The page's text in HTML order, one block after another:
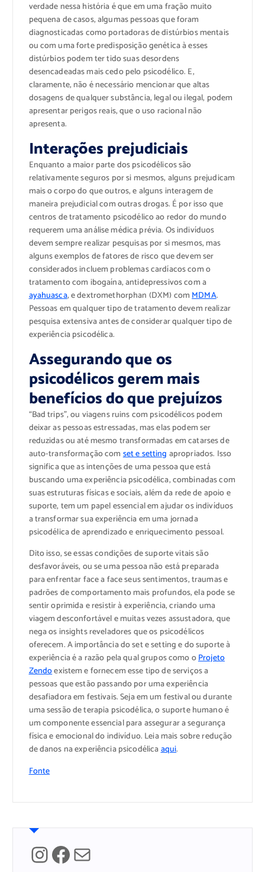
verdade nessa história é que em uma fração muito
pequena de casos, algumas pessoas que foram
diagnosticadas como portadoras de distúrbios mentais
ou com uma forte predisposição genética à esses
distúrbios podem ter tido suas desordens
desencadeadas mais cedo pelo psicodélico. E,
claramente, não é necessário mencionar que altas
dosagens de qualquer substância, legal ou ilegal, podem
apresentar perigos reais, que o uso racional não
apresenta.
Interações prejudiciais
Enquanto a maior parte dos psicodélicos são
relativamente seguros por si mesmos, alguns prejudicam
mais o corpo do que outros, e alguns interagem de
maneira prejudicial com outras drogas. É por isso que
centros de tratamento psicodélico ao redor do mundo
requerem uma análise médica prévia. Os indivíduos
devem sempre realizar pesquisas por si mesmos, mas
alguns exemplos de fatores de risco que devem ser
considerados incluem problemas cardíacos com o
tratamento com ibogaína, antidepressivos com a
ayahuasca, e dextromethorphan (DXM) comMDMA.
Pessoas em qualquer tipo de tratamento devem realizar
pesquisa extensiva antes de considerar qualquer tipo de
experiência psicodélica.
Assegurando que os
psicodélicos gerem mais
benefícios do que prejuízos
“Bad trips”, ou viagens ruins com psicodélicos podem
deixar as pessoas estressadas, mas elas podem ser
reduzidas ou até mesmo transformadas em catarses de
auto-transformação comset e setting apropriados. Isso
significa que as intenções de uma pessoa que está
buscando uma experiência psicodélica, combinadas com
suas estruturas físicas e sociais, além da rede de apoio e
suporte, tem um papel essencial em ajudar os indivíduos
a transformar sua experiência em uma jornada
psicodélica de aprendizado e enriquecimento pessoal.
Dito isso, se essas condições de suporte vitais são
desfavoráveis, ou se uma pessoa não está preparada
para enfrentar face a face seus sentimentos, traumas e
padrões de comportamento mais profundos, ela pode se
sentir oprimida e resistir à experiência, criando uma
viagem desconfortável e muitas vezes assustadora, que
nega os insights reveladores que os psicodélicos
oferecem. A importância do set e setting e do suporte à
experiência é a razão pela qual grupos como oProjeto
Zendoexistem e fornecem esse tipo de serviços a
pessoas que estão passando por uma experiência
desafiadora em festivais. Seja em um festival ou durante
uma sessão de terapia psicodélica, o suporte humano é
um componente essencial para assegurar a segurança
física e emocional do indivíduo. Leia mais sobre redução
de danos na experiência psicodélicaaqui.
Fonte
InstagramFacebook Mail